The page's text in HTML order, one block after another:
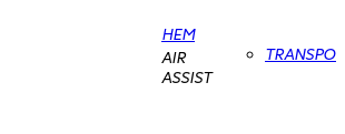
HEM
AIR
ASSIST